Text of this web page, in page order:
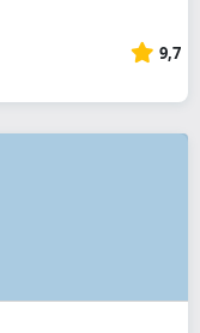
9,7